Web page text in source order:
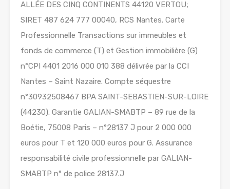
ALLÉE DES CINQ CONTINENTS 44120 VERTOU;
SIRET 487 624 777 00040, RCS Nantes. Carte
Professionnelle Transactions sur immeubles et
fonds de commerce (T) et Gestion immobilière (G)
n°CPI 4401 2016 000 010 388 délivrée par la CCI
Nantes – Saint Nazaire. Compte séquestre
n°30932508467 BPA SAINT-SEBASTIEN-SUR-LOIRE
(44230). Garantie GALIAN-SMABTP – 89 rue de la
Boétie, 75008 Paris – n°28137 J pour 2 000 000
euros pour T et 120 000 euros pour G. Assurance
responsabilité civile professionnelle par GALIAN-
SMABTP n° de police 28137.J